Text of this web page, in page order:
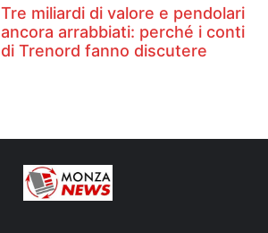
Tre miliardi di valore e pendolari
ancora arrabbiati: perché i conti
di Trenord fanno discutere